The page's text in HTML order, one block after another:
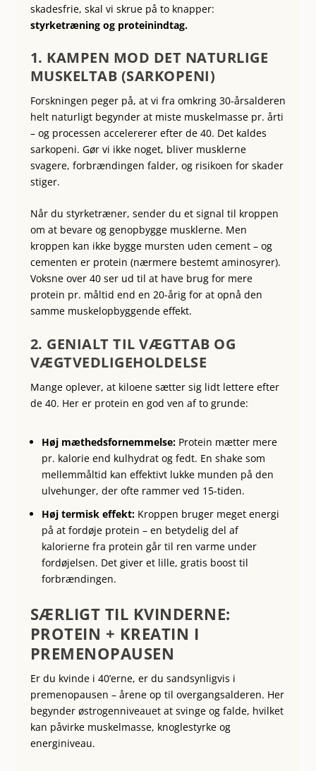
skadesfrie, skal vi skrue på to knapper:
styrketræning og proteinindtag.
1. KAMPEN MOD DET NATURLIGE
MUSKELTAB (SARKOPENI)
Forskningen peger på, at vi fra omkring 30-årsalderen
helt naturligt begynder at miste muskelmasse pr. årti
– og processen accelererer efter de 40. Det kaldes
sarkopeni. Gør vi ikke noget, bliver musklerne
svagere, forbrændingen falder, og risikoen for skader
stiger.
Når du styrketræner, sender du et signal til kroppen
om at bevare og genopbygge musklerne. Men
kroppen kan ikke bygge mursten uden cement – og
cementen er protein (nærmere bestemt aminosyrer).
Voksne over 40 ser ud til at have brug for mere
protein pr. måltid end en 20-årig for at opnå den
samme muskelopbyggende effekt.
2. GENIALT TIL VÆGTTAB OG
VÆGTVEDLIGEHOLDELSE
Mange oplever, at kiloene sætter sig lidt lettere efter
de 40. Her er protein en god ven af to grunde:
Høj mæthedsfornemmelse:Protein mætter mere
pr. kalorie end kulhydrat og fedt. En shake som
mellemmåltid kan effektivt lukke munden på den
ulvehunger, der ofte rammer ved 15-tiden.
Høj termisk effekt:Kroppen bruger meget energi
på at fordøje protein – en betydelig del af
kalorierne fra protein går til ren varme under
fordøjelsen. Det giver et lille, gratis boost til
forbrændingen.
SÆRLIGT TIL KVINDERNE:
PROTEIN + KREATIN I
PREMENOPAUSEN
Er du kvinde i 40’erne, er du sandsynligvis i
premenopausen – årene op til overgangsalderen. Her
begynder østrogenniveauet at svinge og falde, hvilket
kan påvirke muskelmasse, knoglestyrke og
energiniveau.